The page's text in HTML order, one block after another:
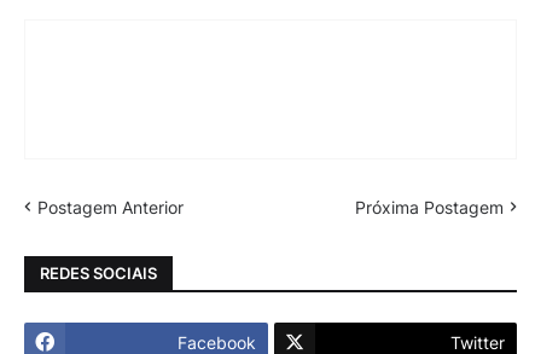
Postagem Anterior Próxima Postagem
REDES SOCIAIS
Facebook Twitter